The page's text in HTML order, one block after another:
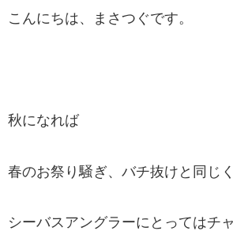
こんにちは、まさつぐです。
秋になれば
春のお祭り騒ぎ、バチ抜けと同じく
シーバスアングラーにとってはチ